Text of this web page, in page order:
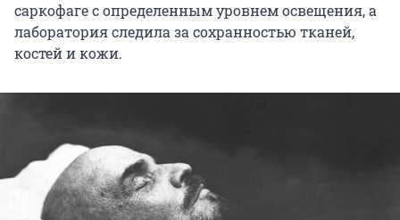
саркофаге с определенным уровнем освещения, а
лаборатория следила за сохранностью тканей,
костей и кожи.